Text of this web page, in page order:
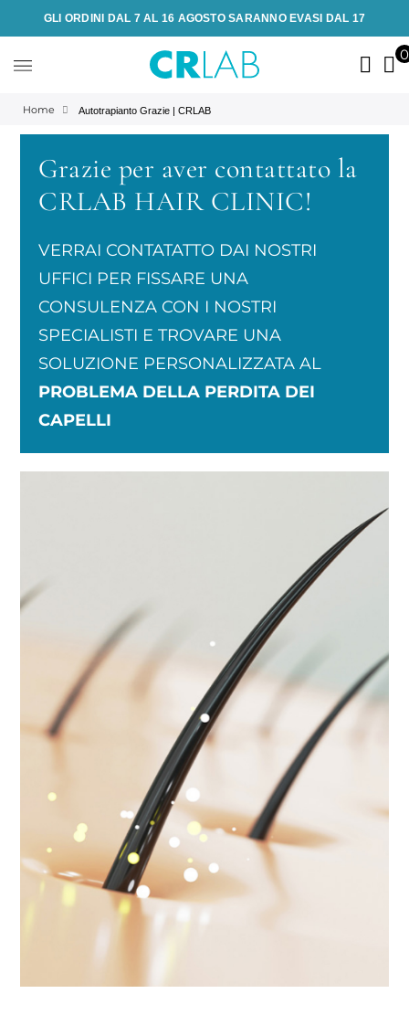
GLI ORDINI DAL 7 AL 16 AGOSTO SARANNO EVASI DAL 17
Home Autotrapianto Grazie | CRLAB
Grazie per aver contattato la
CRLAB HAIR CLINIC!
VERRAI CONTATATTO DAI NOSTRI
UFFICI PER FISSARE UNA
CONSULENZA CON I NOSTRI
SPECIALISTI E TROVARE UNA
SOLUZIONE PERSONALIZZATA AL
PROBLEMA DELLA PERDITA DEI
CAPELLI